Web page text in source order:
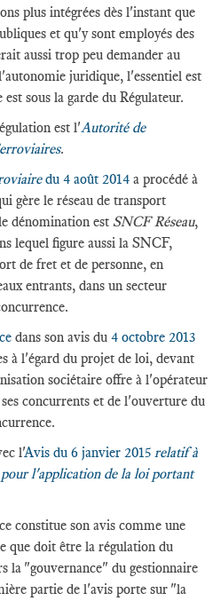
plus intégrées dès l'instant que
et qu'y sont employés des
aussi trop peu demander au
juridique, l'essentiel est
sous la garde du Régulateur.
est l'Autorité de
.
du 4 août 2014 a procédé à
gère le réseau de transport
dénomination estSNCF Réseau,
lequel figure aussi la SNCF,
de fret et de personne, en
entrants, dans un secteur
dans son avis du4 octobre 2013
à l'égard du projet de loi, devant
sociétaire offre à l'opérateur
concurrents et de l'ouverture du
l'Avis du 6 janvier 2015relatif à
l'application de la loi portant
constitue son avis comme une
que doit être la régulation du
la "gouvernance" du gestionnaire
partie de l'avis porte sur "la